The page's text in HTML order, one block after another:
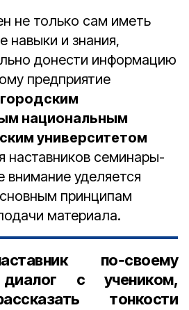
не только сам иметь
навыки и знания,
донести информацию
предприятие
национальным
университетом
наставников семинары-
внимание уделяется
принципам
материала.
по‑своему
диалог с учеником,
тонкости